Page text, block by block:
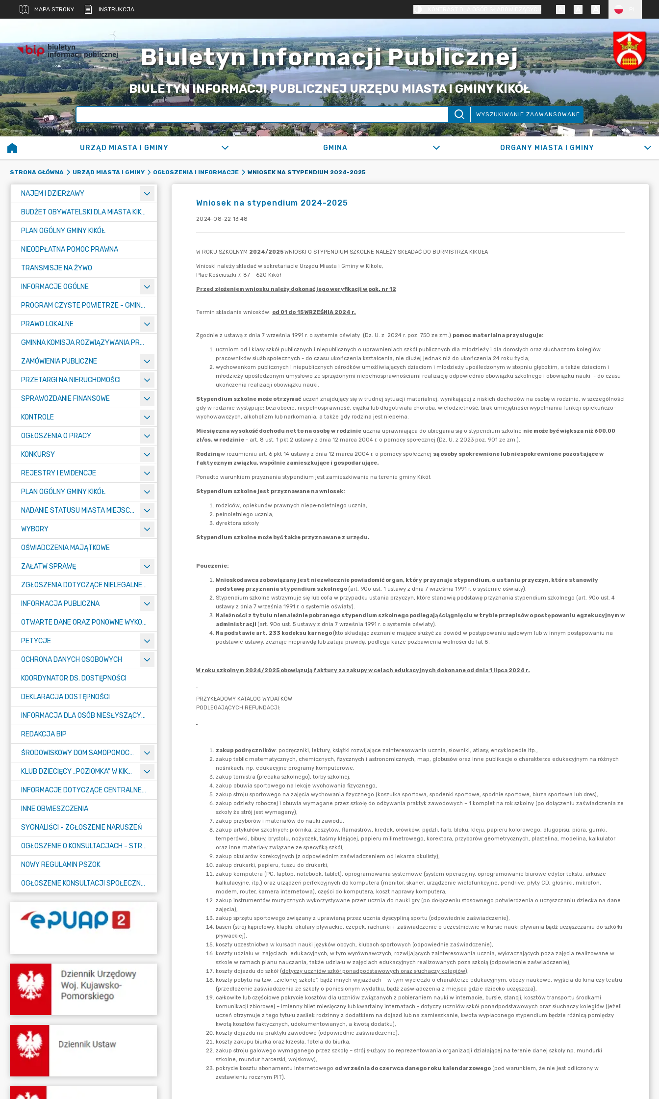
MAPA STRONY INSTRUKCJA
biuletyn
informacji publicznej Biuletyn Informacji Publicznej
BIULETYN INFORMACJI PUBLICZNEJ URZĘDU MIASTA I GMINY KIKÓŁ
WYSZUKIWANIE ZAAWANSOWANE
URZĄD MIASTA I GMINY GMINA ORGANY MIASTA I GMINY
STRONA GŁÓWNA URZĄD MIASTA I GMINY OGŁOSZENIA I INFORMACJE WNIOSEK NA STYPENDIUM 2024-2025
NAJEM I DZIERŻAWY
BUDŻET OBYWATELSKI DLA MIASTA KIKÓŁ
PLAN OGÓLNY GMINY KIKÓŁ
NIEODPŁATNA POMOC PRAWNA
TRANSMISJE NA ŻYWO
INFORMACJE OGÓLNE
PROGRAM CZYSTE POWIETRZE - GMINA KIKÓŁ
PRAWO LOKALNE
GMINNA KOMISJA ROZWIĄZYWANIA PROBLEMÓW ALKOHOLOWYCH
ZAMÓWIENIA PUBLICZNE
PRZETARGI NA NIERUCHOMOŚCI
SPRAWOZDANIE FINANSOWE
KONTROLE
OGŁOSZENIA O PRACY
KONKURSY
REJESTRY I EWIDENCJE
PLAN OGÓLNY GMINY KIKÓŁ
NADANIE STATUSU MIASTA MIEJSCOWOŚCI KIKÓŁ
WYBORY
OŚWIADCZENIA MAJĄTKOWE
ZAŁATW SPRAWĘ
ZGŁOSZENIA DOTYCZĄCE NIELEGALNEGO SPALANIA ODPADÓW
INFORMACJA PUBLICZNA
OTWARTE DANE ORAZ PONOWNE WYKORZYSTANIE INFORMACJI SEKTORA PUBLICZNEGO
PETYCJE
OCHRONA DANYCH OSOBOWYCH
KOORDYNATOR DS. DOSTĘPNOŚCI
DEKLARACJA DOSTĘPNOŚCI
INFORMACJA DLA OSÓB NIESŁYSZĄCYCH
REDAKCJA BIP
ŚRODOWISKOWY DOM SAMOPOMOCY "KONICZYNKA" W SUMINIE
KLUB DZIECIĘCY „POZIOMKA” W KIKOLE
INFORMACJE DOTYCZĄCE CENTRALNEGO PORTU KOMUNIKACYJNEGO
INNE OBWIESZCZENIA
SYGNALIŚCI - ZGŁOSZENIE NARUSZEŃ
OGŁOSZENIE O KONSULTACJACH - STRATEGIA
NOWY REGULAMIN PSZOK
OGŁOSZENIE KONSULTACJI SPOŁECZNYCH
Wniosek na stypendium 2024-2025
2024-08-22 13:48